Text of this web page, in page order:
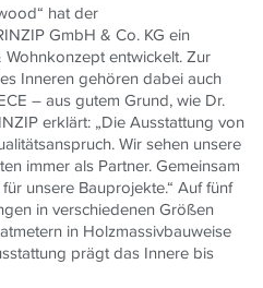
hat der
GmbH & Co. KG ein
entwickelt. Zur
Inneren gehören dabei auch
– aus gutem Grund, wie Dr.
erklärt: „Die Ausstattung von
Wir sehen unsere
immer als Partner. Gemeinsam
unsere Bauprojekte.“ Auf fünf
in verschiedenen Größen
in Holzmassivbauweise
prägt das Innere bis